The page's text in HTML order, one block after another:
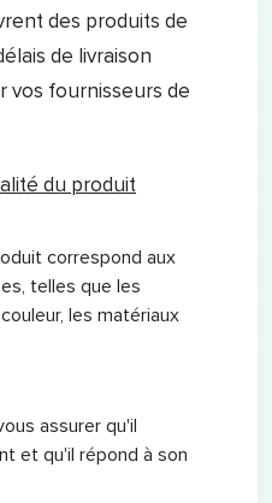
des produits de
de livraison
vos fournisseurs de
du produit
correspond aux
telles que les
les matériaux
assurer qu'il
et qu'il répond à son